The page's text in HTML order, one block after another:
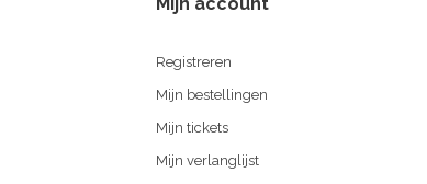
Registreren
Mijn bestellingen
Mijn tickets
Mijn verlanglijst